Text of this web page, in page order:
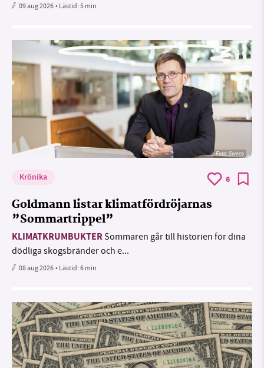
09 aug 2026• Lästid:5 min
Foto: Sweco
Krönika 6
Goldmann listar klimatfördröjarnas
”Sommartrippel”
KLIMATKRUMBUKTERSommaren går till historien för dina
dödliga skogsbränder och e...
08 aug 2026• Lästid:6 min